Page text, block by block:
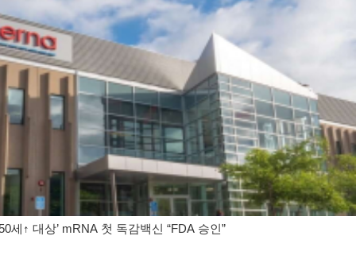
세↑ 대상’ mRNA 첫 독감백신 “FDA 승인”